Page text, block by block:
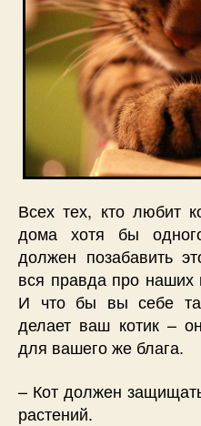
Всех тех, кто любит
дома хотя бы
должен позабавить
вся правда про наших
И что бы вы себе
делает ваш котик –
для вашего же блага.
– Кот должен
растений.